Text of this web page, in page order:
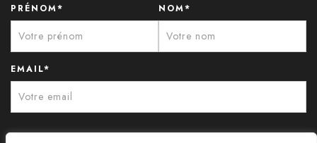
PRÉNOM* NOM*
EMAIL*